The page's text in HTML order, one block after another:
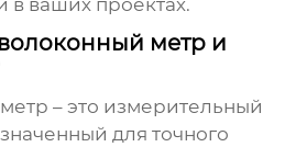
в ваших проектах.
метр и
– это измерительный
для точного